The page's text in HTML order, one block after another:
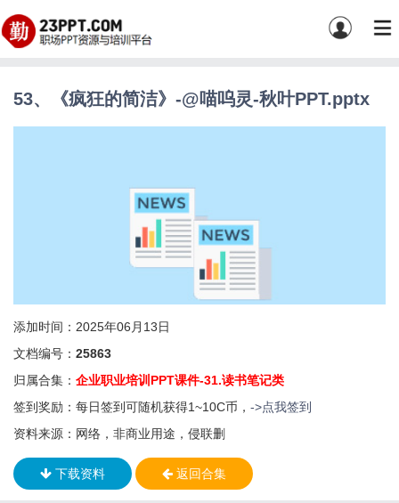
53、《疯狂的简洁》-@喵呜灵-秋叶PPT.pptx
添加时间：2025年06月13日
文档编号： 25863
归属合集： 企业职业培训PPT课件-31.读书笔记类
签到奖励：每日签到可随机获得1~10C币， ->点我签到
资料来源：网络，非商业用途，侵联删
下载资料 返回合集